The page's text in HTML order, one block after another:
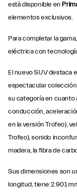
está disponible en
elementos exclusivos.
Para completar la
eléctrica con
El nuevo SUV destaca
espectacular
su categoría en cuanto
conducción,
en la versión Trofeo),
Trofeo), sonido
madera, la fibra de
Sus dimensiones son
longitud, tiene 2.901